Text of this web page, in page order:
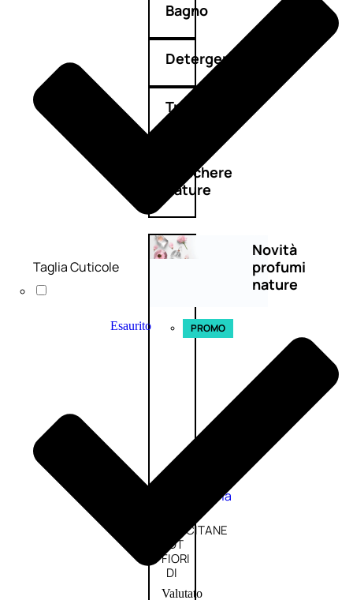
Bagno
Detergenza
Trattamenti
Maschere
nature
Novità
profumi
nature
Esaurito PROMO
Donna
L’OCCITANE
EDT
FIORI
DI
Valutato
Taglia Cuticole